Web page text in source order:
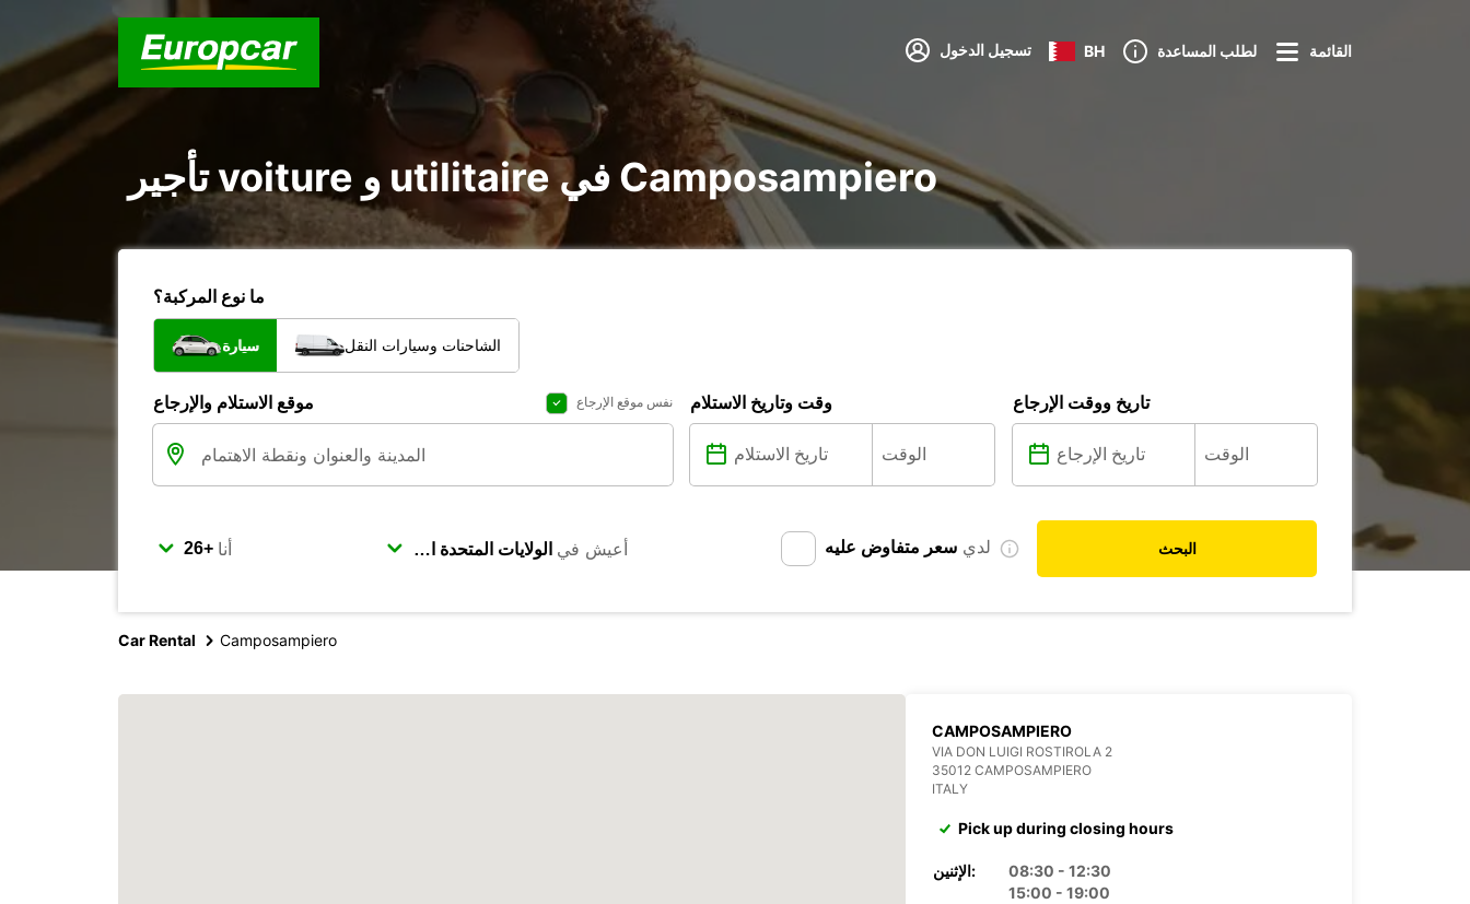
تسجيل الدخول BH لطلب المساعدة القائمة
تأجير voiture و utilitaire في Camposampiero
ما نوع المركبة؟
سيارة الشاحنات وسيارات النقل
موقع الاستلام والإرجاع نفس موقع الإرجاع وقت وتاريخ الاستلام تاريخ ووقت الإرجاع
أنا أعيش في لدي سعر متفاوض عليه البحث
Car Rental Camposampiero
CAMPOSAMPIERO
VIA DON LUIGI ROSTIROLA 2
35012 CAMPOSAMPIERO
ITALY
Pick up during closing hours
الإثنين:
08:30 - 12:30
15:00 - 19:00